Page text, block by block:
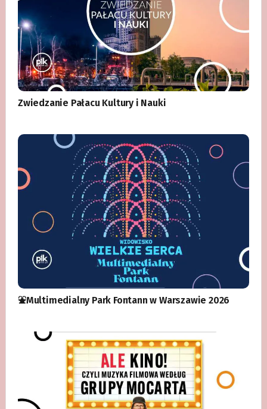
Zwiedzanie Pałacu Kultury i Nauki
⛲️Multimedialny Park Fontann w Warszawie 2026